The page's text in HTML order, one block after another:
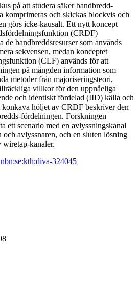
på att studera säker bandbredd-
komprimeras och skickas blockvis och
görs icke-kausalt. Ett nytt koncept
(CRDF)
de bandbreddsresurser som används
sekvensen, medan konceptet
(CLF) används för att
på mängden information som
metoder från majoriseringsteori,
villkor för den uppnåeliga
och identiskt fördelad (IID) källa och
höljet av CRDF beskriver den
fördelningen. Forskningen
ett scenario med en avlyssningskanal
avlyssnaren, och en sluten lösning
kanaler.
324045